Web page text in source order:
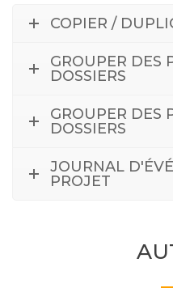
COPIER /
GROUPER DES
DOSSIERS
GROUPER DES
DOSSIERS
JOURNAL
PROJET